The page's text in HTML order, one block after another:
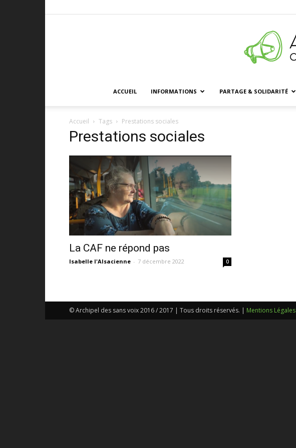
ACCUEIL INFORMATIONS PARTAGE & SOLIDARITÉ
Accueil Tags Prestations sociales
Prestations sociales
La CAF ne répond pas
Isabelle l'Alsacienne - 7 décembre 2022 0
© Archipel des sans voix 2016 / 2017 | Tous droits réservés. | Mentions